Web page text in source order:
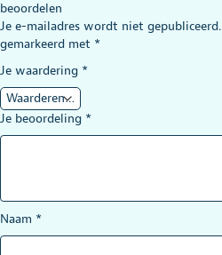
beoordelen
Je e-mailadres wordt niet gepubliceerd.
gemarkeerd met *
Je waardering *
Je beoordeling *
Naam *